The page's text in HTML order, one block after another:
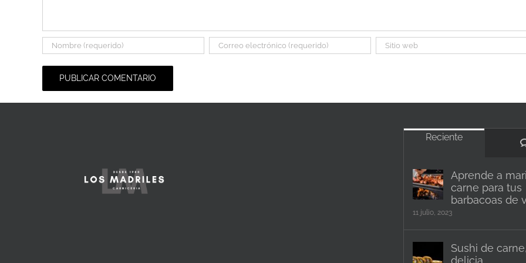
Reciente
Aprende a
carne para tus
barbacoas de
11 julio, 2023
Sushi de
delicia